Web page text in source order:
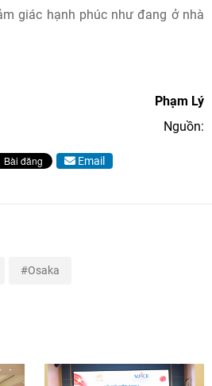
giác hạnh phúc như đang ở nhà
Phạm Lý
Nguồn:
Email
Osaka